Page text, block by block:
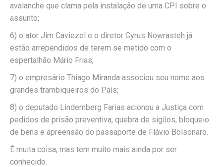
avalanche que clama pela instalação de uma CPI sobre o
assunto;
6) o ator Jim Caviezel e o diretor Cyrus Nowrasteh já
estão arrependidos de terem se metido com o
espertalhão Mário Frias;
7) o empresário Thiago Miranda associou seu nome aos
grandes trambiqueiros do País;
8) o deputado Lindemberg Farias acionou a Justiça com
pedidos de prisão preventiva, quebra de sigilos, bloqueio
de bens e apreensão do passaporte de Flávio Bolsonaro.
É muita coisa, mas tem muito mais ainda por ser
conhecido.